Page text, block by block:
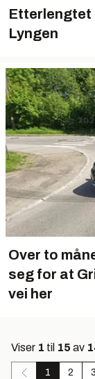
Etterlengtet
Lyngen
Over to
seg for at
vei her
Viser 1 til 15 av
1 2 3